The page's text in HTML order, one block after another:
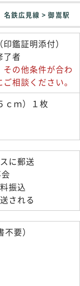
鉄広見線 > 御嵩駅
鑑証明添付）
了者
の他条件が合わ
相談ください。
ｍ）１枚
に郵送
振込
される
要）